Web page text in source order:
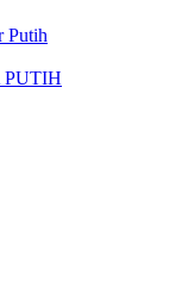
Putih
PUTIH